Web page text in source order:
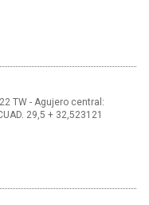
TW - Agujero central:
29,5 + 32,523121